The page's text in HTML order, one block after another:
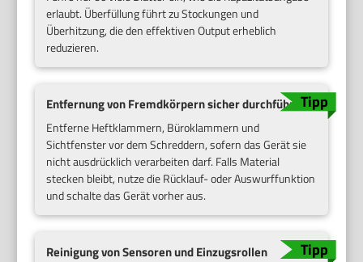
erlaubt. Überfüllung führt zu Stockungen und
Überhitzung, die den effektiven Output erheblich
reduzieren.
Entfernung von Fremdkörpern sicher durchführen
Entferne Heftklammern, Büroklammern und
Sichtfenster vor dem Schreddern, sofern das Gerät sie
nicht ausdrücklich verarbeiten darf. Falls Material
stecken bleibt, nutze die Rücklauf- oder Auswurffunktion
und schalte das Gerät vorher aus.
Reinigung von Sensoren und Einzugsrollen